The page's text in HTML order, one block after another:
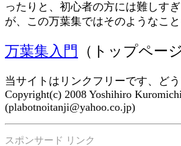
ったりと、初心者の方には難しす
が、この万葉集ではそのようなこと
万葉集入門 （トップペー
当サイトはリンクフリーです、どう
Copyright(c) 2008 Yoshihiro
(plabotnoitanji@yahoo.co.jp)
スポンサード リンク